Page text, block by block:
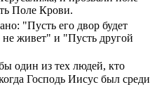
Поле Крови.
"Пусть его двор будет
не живет" и "Пусть другой
один из тех людей, кто
Господь Иисус был среди